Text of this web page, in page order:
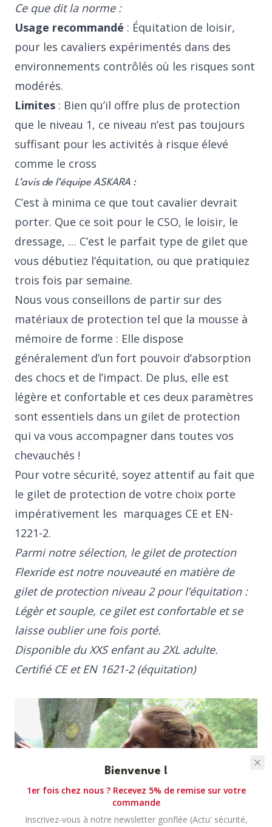
Ce que dit la norme :
Usage recommandé : Équitation de loisir,
pour les cavaliers expérimentés dans des
environnements contrôlés où les risques sont
modérés.
Limites : Bien qu’il offre plus de protection
que le niveau 1, ce niveau n’est pas toujours
suffisant pour les activités à risque élevé
comme le cross
L’avis de l’équipe ASKARA :
C’est à minima ce que tout cavalier devrait
porter. Que ce soit pour le CSO, le loisir, le
dressage, … C’est le parfait type de gilet que
vous débutiez l’équitation, ou que pratiquiez
trois fois par semaine.
Nous vous conseillons de partir sur des
matériaux de protection tel que la mousse à
mémoire de forme : Elle dispose
généralement d’un fort pouvoir d’absorption
des chocs et de l’impact. De plus, elle est
légère et confortable et ces deux paramètres
sont essentiels dans un gilet de protection
qui va vous accompagner dans toutes vos
chevauchés !
Pour votre sécurité, soyez attentif au fait que
le gilet de protection de votre choix porte
impérativement les marquages CE et EN-
1221-2.
Parmi notre sélection, le gilet de protection
Flexrideest notre nouveauté en matière de
gilet de protection niveau 2 pour l’équitation :
Légèr et souple, ce gilet est confortable et se
laisse oublier une fois porté.
Disponible du XXS enfant au 2XL adulte.
Certifié CE et EN 1621-2 (équitation)
Bienvenue !
1er fois chez nous ? Recevez 5% de remise sur votre
commande
Inscrivez-vous à notre newsletter gonflée (Actu' sécurité,